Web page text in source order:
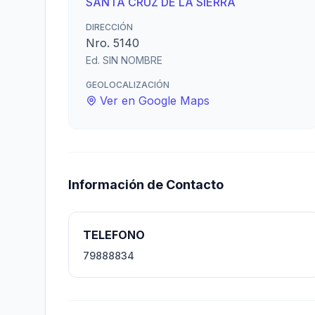
DIRECCIÓN
Nro. 5140
Ed. SIN NOMBRE
GEOLOCALIZACIÓN
Ver en Google Maps
Información de Contacto
TELEFONO
79888834